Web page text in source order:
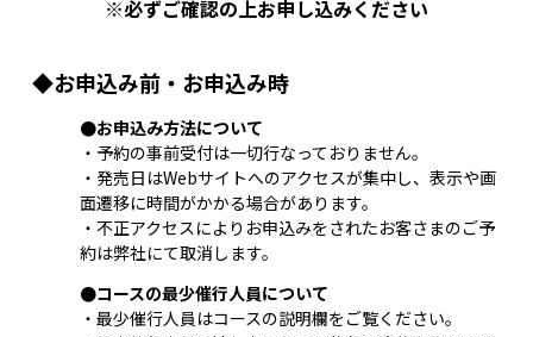
※必ずご確認の上お申し込みください
◆お申込み前・お申込み時
●お申込み方法について
・予約の事前受付は一切行なっておりません。
・発売日はWebサイトへのアクセスが集中し、表示や画
面遷移に時間がかかる場合があります。
・不正アクセスによりお申込みをされたお客さまのご予
約は弊社にて取消します。
●コースの最少催行人員について
・最少催行人員はコースの説明欄をご覧ください。